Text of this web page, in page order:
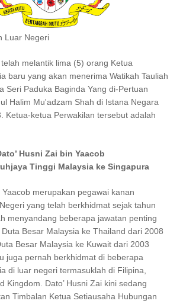
Luar Negeri
melantik lima (5) orang Ketua
baru yang akan menerima Watikah Tauliah
Seri Paduka Baginda Yang di-Pertuan
Halim Mu'adzam Shah di Istana Negara
Ketua-ketua Perwakilan tersebut adalah
Husni Zai bin Yaacob
Tinggi Malaysia ke Singapura
Yaacob merupakan pegawai kanan
yang telah berkhidmat sejak tahun
menyandang beberapa jawatan penting
Besar Malaysia ke Thailand dari 2008
Besar Malaysia ke Kuwait dari 2003
juga pernah berkhidmat di beberapa
di luar negeri termasuklah di Filipina,
Kingdom. Dato’ Husni Zai kini sedang
Timbalan Ketua Setiausaha Hubungan